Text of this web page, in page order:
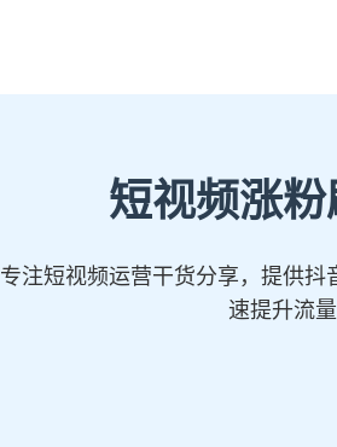
短视频涨
专注短视频运营干货分享，提供
速提升流